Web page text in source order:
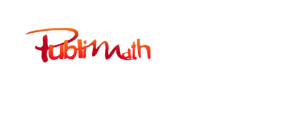
contenuPublimath